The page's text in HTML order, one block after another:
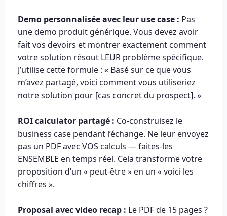
Demo personnalisée avec leur use case : Pas
une demo produit générique. Vous devez avoir
fait vos devoirs et montrer exactement comment
votre solution résout LEUR problème spécifique.
J’utilise cette formule : « Basé sur ce que vous
m’avez partagé, voici comment vous utiliseriez
notre solution pour [cas concret du prospect]. »
ROI calculator partagé : Co-construisez le
business case pendant l’échange. Ne leur envoyez
pas un PDF avec VOS calculs — faites-les
ENSEMBLE en temps réel. Cela transforme votre
proposition d’un « peut-être » en un « voici les
chiffres ».
Proposal avec video recap : Le PDF de 15 pages ?